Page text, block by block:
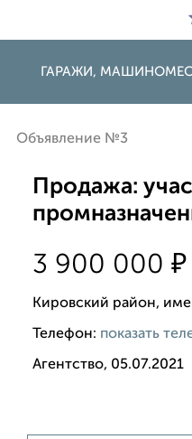
ГАРАЖИ,
Объявление №3
Продажа:
3 900 000₽
Кировский район,
Телефон: показать
Агентство, 05.07.2021